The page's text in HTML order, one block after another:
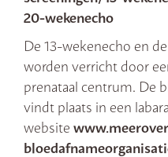
20-wekenecho
De 13-wekenecho en
worden verricht door
prenataal centrum. De
vindt plaats in een
website